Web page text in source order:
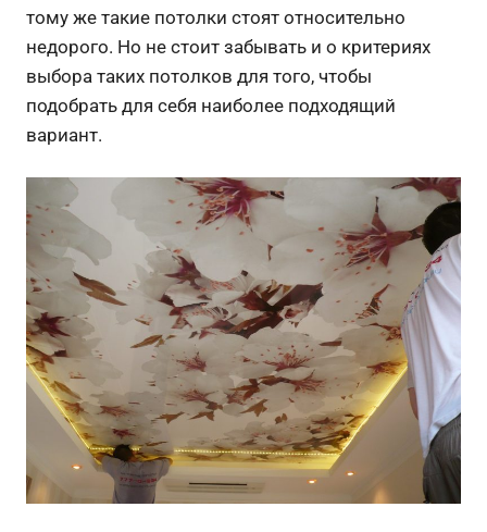
тому же такие потолки стоят относительно
недорого. Но не стоит забывать и о критериях
выбора таких потолков для того, чтобы
подобрать для себя наиболее подходящий
вариант.